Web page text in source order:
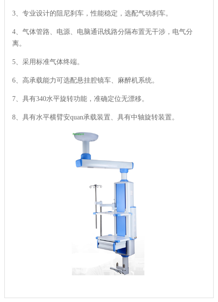
3、专业设计的阻尼刹车，性能稳定，选配气动刹车。
4、气体管路、电源、电脑通讯线路分隔布置无干涉，电气分
离。
5、采用标准气体终端。
6、高承载能力可选配悬挂腔镜车、麻醉机系统。
7、具有340水平旋转功能，准确定位无漂移。
8、具有水平横臂安quan承载装置、具有中轴旋转装置。